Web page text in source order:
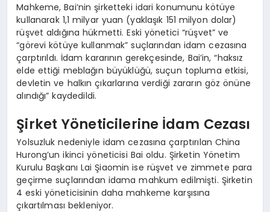
Mahkeme, Bai’nin şirketteki idari konumunu kötüye
kullanarak 1,1 milyar yuan (yaklaşık 151 milyon dolar)
rüşvet aldığına hükmetti. Eski yönetici “rüşvet” ve
“görevi kötüye kullanmak” suçlarından idam cezasına
çarptırıldı. İdam kararının gerekçesinde, Bai’in, “haksız
elde ettiği meblağın büyüklüğü, suçun topluma etkisi,
devletin ve halkın çıkarlarına verdiği zararın göz önüne
alındığı” kaydedildi.
Şirket Yöneticilerine İdam Cezası
Yolsuzluk nedeniyle idam cezasına çarptırılan China
Hurong’un ikinci yöneticisi Bai oldu. Şirketin Yönetim
Kurulu Başkanı Lai Şiaomin ise rüşvet ve zimmete para
geçirme suçlarından idama mahkum edilmişti. Şirketin
4 eski yöneticisinin daha mahkeme karşısına
çıkartılması bekleniyor.